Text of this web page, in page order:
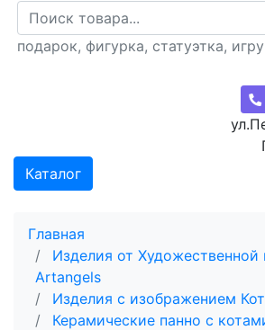
подарок, фигурка, статуэтка,
Каталог
Главная
Изделия от Художественной
Artangels
Изделия с изображением
Керамические панно с